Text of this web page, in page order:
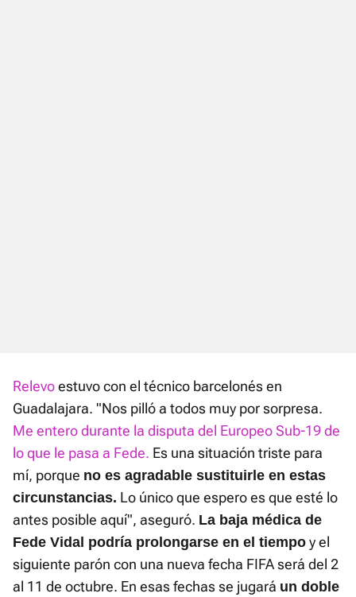
Relevoestuvo con el técnico barcelonés en
Guadalajara. "Nos pilló a todos muy por sorpresa.
Me entero durante la disputa del Europeo Sub-19 de
lo que le pasa a Fede. Es una situación triste para
mí, porque no es agradable sustituirle en estas
circunstancias. Lo único que espero es que esté lo
antes posible aquí", aseguró. La baja médica de
Fede Vidal podría prolongarse en el tiempo y el
siguiente parón con una nueva fecha FIFA será del 2
al 11 de octubre. En esas fechas se jugará un doble